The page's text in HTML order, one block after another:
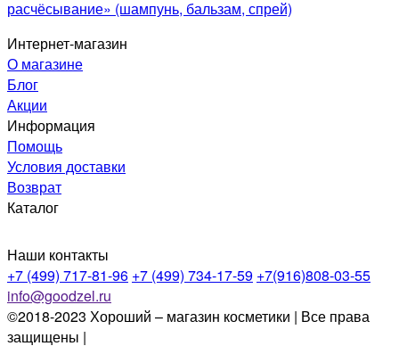
расчёсывание» (шампунь, бальзам, спрей)
Интернет-магазин
О магазине
Блог
Акции
Информация
Помощь
Условия доставки
Возврат
Каталог
Наши контакты
+7 (499) 717-81-96 +7 (499) 734-17-59 +7(916)808-03-55
info@goodzel.ru
©2018-2023 Хороший – магазин косметики | Все права
защищены |